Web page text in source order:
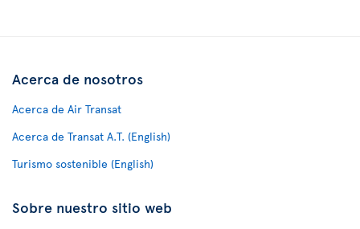
Acerca de nosotros
Acerca de Air Transat
Acerca de Transat A.T. (English)
Turismo sostenible (English)
Sobre nuestro sitio web